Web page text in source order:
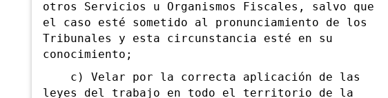
otros Servicios u Organismos Fiscales, salvo que
el caso esté sometido al pronunciamiento de los
Tribunales y esta circunstancia esté en su
conocimiento;
c) Velar por la correcta aplicación de las
leyes del trabajo en todo el territorio de la